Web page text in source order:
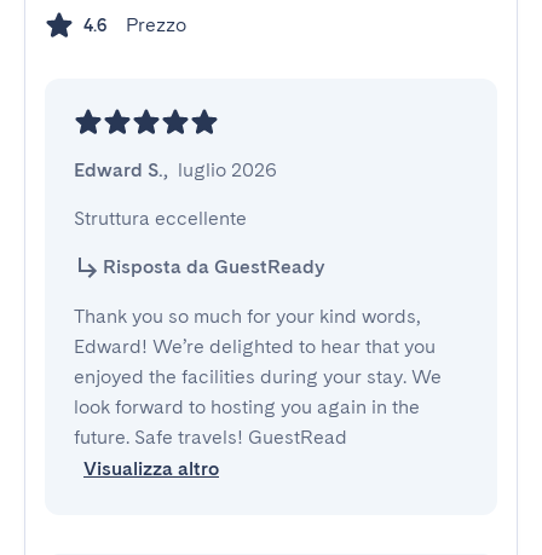
4.6 Prezzo
Edward S., luglio 2026
Struttura eccellente
Risposta da GuestReady
Thank you so much for your kind words,
Edward! We’re delighted to hear that you
enjoyed the facilities during your stay. We
look forward to hosting you again in the
future. Safe travels! GuestRead
Visualizza altro